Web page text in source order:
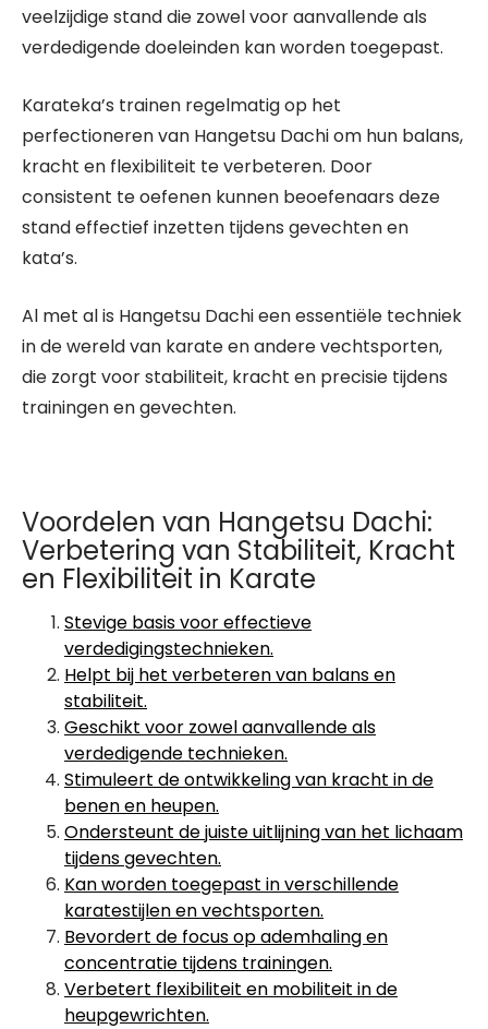
veelzijdige stand die zowel voor aanvallende als
verdedigende doeleinden kan worden toegepast.
Karateka’s trainen regelmatig op het
perfectioneren van Hangetsu Dachi om hun balans,
kracht en flexibiliteit te verbeteren. Door
consistent te oefenen kunnen beoefenaars deze
stand effectief inzetten tijdens gevechten en
kata’s.
Al met al is Hangetsu Dachi een essentiële techniek
in de wereld van karate en andere vechtsporten,
die zorgt voor stabiliteit, kracht en precisie tijdens
trainingen en gevechten.
Voordelen van Hangetsu Dachi:
Verbetering van Stabiliteit, Kracht
en Flexibiliteit in Karate
Stevige basis voor effectieve
verdedigingstechnieken.
Helpt bij het verbeteren van balans en
stabiliteit.
Geschikt voor zowel aanvallende als
verdedigende technieken.
Stimuleert de ontwikkeling van kracht in de
benen en heupen.
Ondersteunt de juiste uitlijning van het lichaam
tijdens gevechten.
Kan worden toegepast in verschillende
karatestijlen en vechtsporten.
Bevordert de focus op ademhaling en
concentratie tijdens trainingen.
Verbetert flexibiliteit en mobiliteit in de
heupgewrichten.